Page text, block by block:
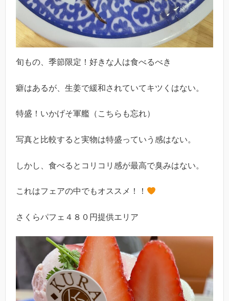
旬もの、季節限定！好きな人は食べるべき
癖はあるが、生姜で緩和されていてキツくはない。
特盛！いかげそ軍艦（こちらも忘れ）
写真と比較すると実物は特盛っていう感はない。
しかし、食べるとコリコリ感が最高で臭みはない。
これはフェアの中でもオススメ！！
さくらパフェ４８０円提供エリア